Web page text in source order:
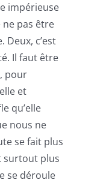
impérieuse
ne pas être
Deux, c’est
Il faut être
pour
et
qu’elle
nous ne
se fait plus
surtout plus
se déroule